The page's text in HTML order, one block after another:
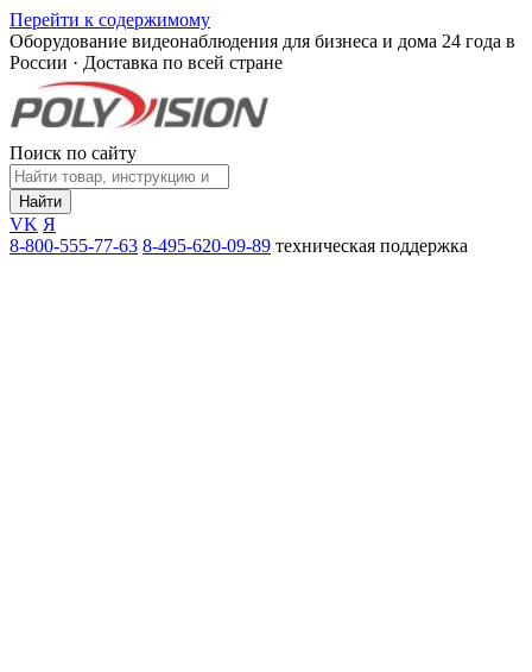
Перейти к содержимому
Оборудование видеонаблюдения для бизнеса и дома 24 года в
России · Доставка по всей стране
Поиск по сайту
Найти
VK Я
8-800-555-77-63 8-495-620-09-89 техническая поддержка